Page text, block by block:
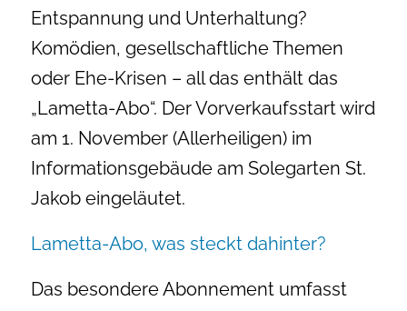
Entspannung und Unterhaltung?
Komödien, gesellschaftliche Themen
oder Ehe-Krisen – all das enthält das
„Lametta-Abo“. Der Vorverkaufsstart wird
am 1. November (Allerheiligen) im
Informationsgebäude am Solegarten St.
Jakob eingeläutet.
Lametta-Abo, was steckt dahinter?
Das besondere Abonnement umfasst